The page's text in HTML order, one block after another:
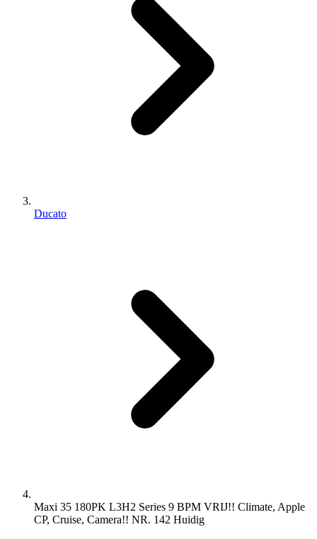
Ducato
Maxi 35 180PK L3H2 Series 9 BPM VRIJ!! Climate, Apple
CP, Cruise, Camera!! NR. 142 Huidig